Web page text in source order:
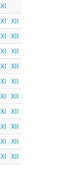
XI
XI XII
XI XII
XI XII
XI XII
XI XII
XI XII
XI XII
XI XII
XI XII
XI XII